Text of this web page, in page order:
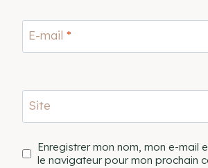
E-mail *
Site
Enregistrer mon nom, mon e-mail
le navigateur pour mon prochain